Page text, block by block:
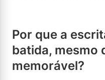
Por que a
batida, mesmo
memorável?